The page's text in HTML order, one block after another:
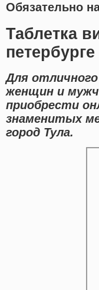
Обязательно
Таблетка
петербурге
Для
женщин и
приобрести
знаменитых
город Тула.